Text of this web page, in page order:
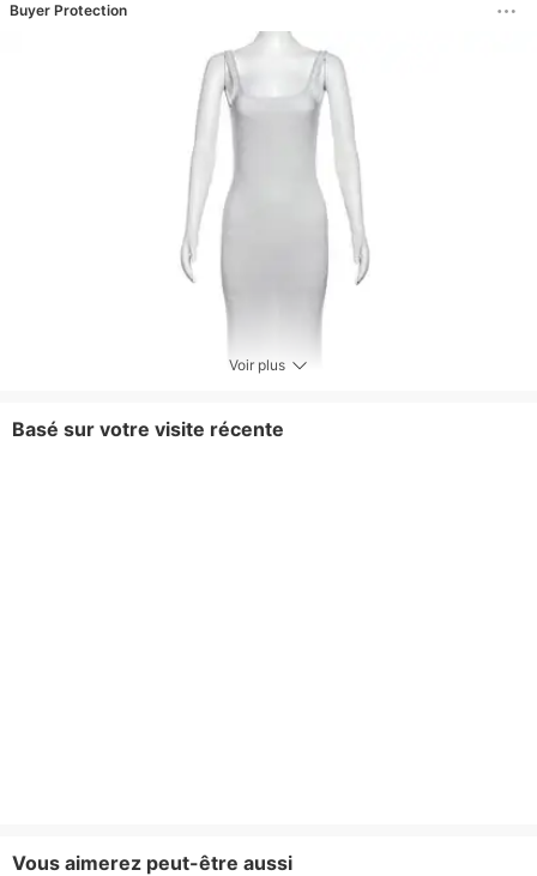
Buyer Protection
Voir plus
Basé sur votre visite récente
Vous aimerez peut-être aussi